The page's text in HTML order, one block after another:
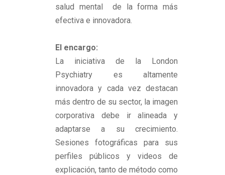
salud mental de la forma más
efectiva e innovadora.
El encargo:
La iniciativa de la London
Psychiatry es altamente
innovadora y cada vez destacan
más dentro de su sector, la imagen
corporativa debe ir alineada y
adaptarse a su crecimiento.
Sesiones fotográficas para sus
perfiles públicos y videos de
explicación, tanto de método como